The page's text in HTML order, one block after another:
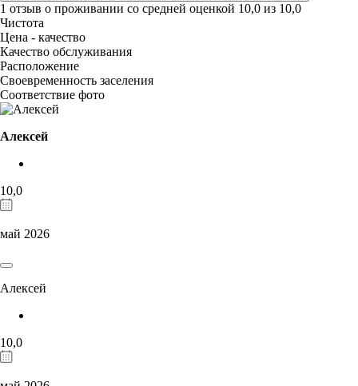
1 отзыв о проживании со средней оценкой 10,0 из 10,0
Чистота
Цена - качество
Качество обслуживания
Расположение
Своевременность заселения
Соответствие фото
Алексей
10,0
май 2026
Алексей
10,0